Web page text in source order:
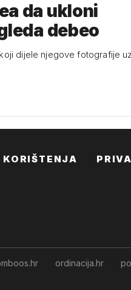
da ukloni
debeo
dijele njegove fotografije
ordinacija.hr